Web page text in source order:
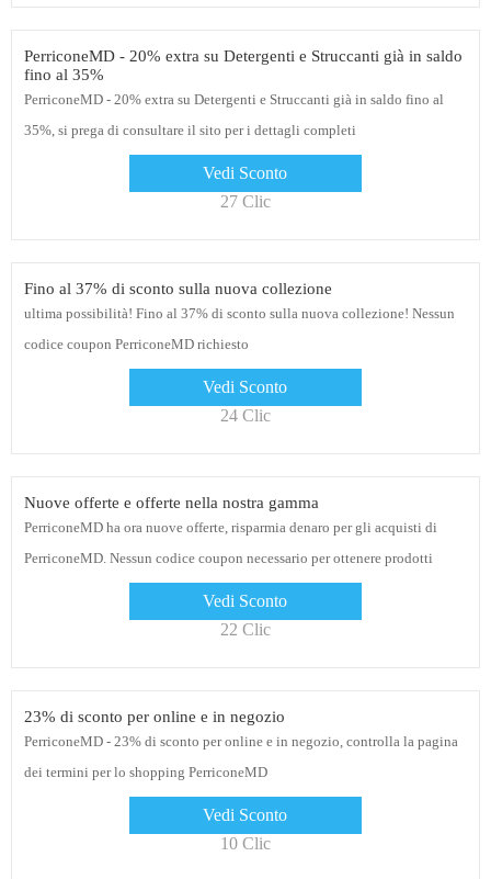
PerriconeMD - 20% extra su Detergenti e Struccanti già in saldo
fino al 35%
PerriconeMD - 20% extra su Detergenti e Struccanti già in saldo fino al
35%, si prega di consultare il sito per i dettagli completi
Vedi Sconto
27 Clic
Fino al 37% di sconto sulla nuova collezione
ultima possibilità! Fino al 37% di sconto sulla nuova collezione! Nessun
codice coupon PerriconeMD richiesto
Vedi Sconto
24 Clic
Nuove offerte e offerte nella nostra gamma
PerriconeMD ha ora nuove offerte, risparmia denaro per gli acquisti di
PerriconeMD. Nessun codice coupon necessario per ottenere prodotti
Vedi Sconto
22 Clic
23% di sconto per online e in negozio
PerriconeMD - 23% di sconto per online e in negozio, controlla la pagina
dei termini per lo shopping PerriconeMD
Vedi Sconto
10 Clic